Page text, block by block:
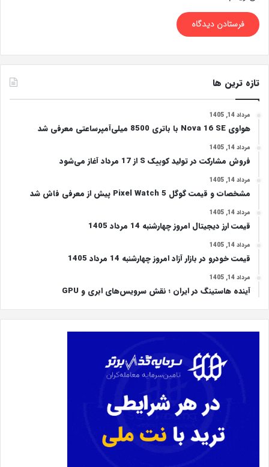
تازه ترین ها
مرداد 14, 1405
هواوی Nova 16 SE با باتری 8500 میلی‌آمپرساعتی معرفی شد
مرداد 14, 1405
فروش مشارکت در تولید کوییک S از 17 مرداد آغاز می‌شود
مرداد 14, 1405
مشخصات و قیمت گوگل Pixel Watch 5 پیش از معرفی فاش شد
مرداد 14, 1405
قیمت ارز دیجیتال امروز چهارشنبه 14 مرداد 1405
مرداد 14, 1405
قیمت خودرو در بازار آزاد امروز چهارشنبه 14 مرداد 1405
مرداد 14, 1405
آینده هاستینگ در ایران ؛ نقش سرویس‌های ابری و GPU